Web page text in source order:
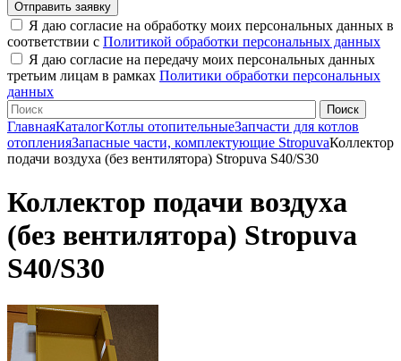
Я даю согласие на обработку моих персональных данных в
соответствии с Политикой обработки персональных данных
Я даю согласие на передачу моих персональных данных
третьим лицам в рамках Политики обработки персональных
данных
ГлавнаяКаталогКотлы отопительныеЗапчасти для котлов
отопленияЗапасные части, комплектующие StropuvaКоллектор
подачи воздуха (без вентилятора) Stropuva S40/S30
Коллектор подачи воздуха
(без вентилятора) Stropuva
S40/S30